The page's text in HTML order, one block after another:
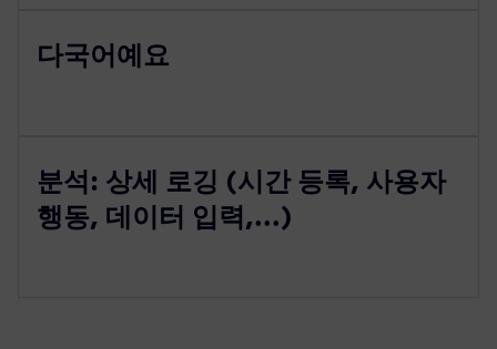
다국어예요
분석: 상세 로깅 (시간 등록, 사용자
행동, 데이터 입력,...)